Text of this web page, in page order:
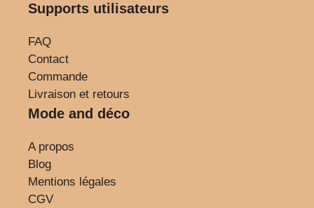
Supports utilisateurs
FAQ
Contact
Commande
Livraison et retours
Mode and déco
A propos
Blog
Mentions légales
CGV